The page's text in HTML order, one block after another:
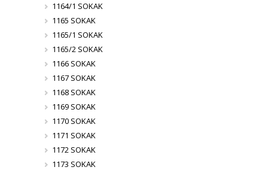
1164/1 SOKAK
1165 SOKAK
1165/1 SOKAK
1165/2 SOKAK
1166 SOKAK
1167 SOKAK
1168 SOKAK
1169 SOKAK
1170 SOKAK
1171 SOKAK
1172 SOKAK
1173 SOKAK